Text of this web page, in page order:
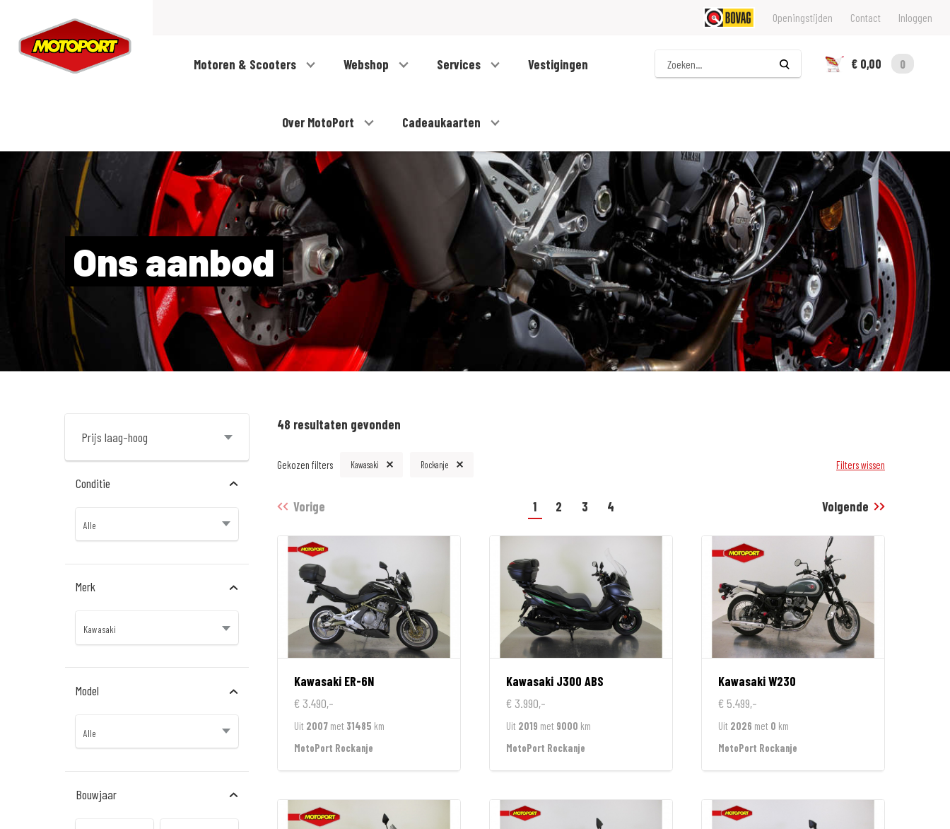
Openingstijden Contact Inloggen
Motoren & Scooters Webshop Services Vestigingen
Over MotoPort Cadeaukaarten
Zoeken
€ 0,00
0
Ons aanbod
Conditie
Merk
Model
Bouwjaar
48 resultaten gevonden
Gekozen filters Kawasaki Rockanje Filters wissen
Vorige 1 2 3 4 Volgende
Kawasaki ER-6N
€ 3.490,-
Uit 2007met 31485 km
MotoPort Rockanje
Kawasaki J300 ABS
€ 3.990,-
Uit 2019 met 9000 km
MotoPort Rockanje
KawasakiW230
€ 5.499,-
Uit 2026 met 0 km
MotoPort Rockanje